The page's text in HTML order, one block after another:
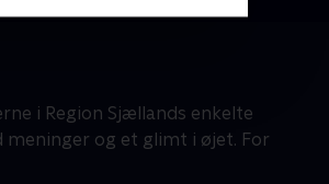
i Region Sjællands enkelte
meninger og et glimt i øjet. For